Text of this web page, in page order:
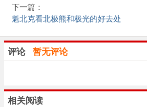
下一篇：
魁北克看北极熊和极光的好去处
评论 暂无评论
相关阅读